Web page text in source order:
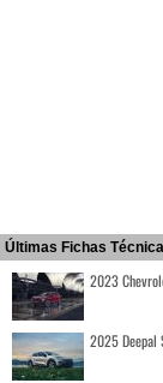
Últimas Fichas
2023
2025 Deepal